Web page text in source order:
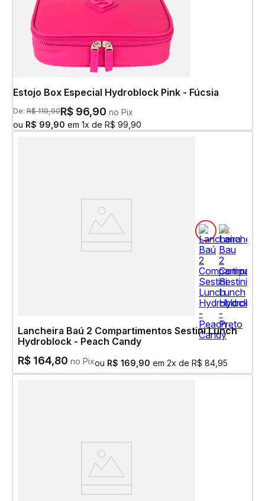
Estojo Box Especial Hydroblock Pink - Fúcsia
De: R$ 119,90R$ 96,90 no Pix
ou R$ 99 90 em 1x de R$ 99 90
Lancheira Baú 2 Compartimentos Sestini Lunch
Hydroblock - Peach Candy
R$ 164,80 no Pixou R$ 169 90 em 2x de R$ 84 95